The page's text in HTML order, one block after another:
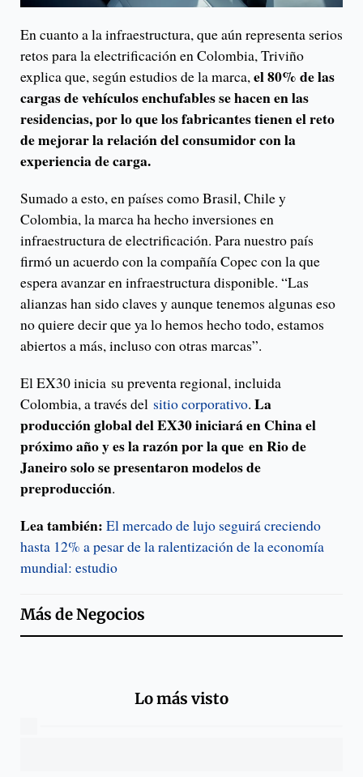
En cuanto a la infraestructura, que aún representa serios
retos para la electrificación en Colombia, Triviño
explica que, según estudios de la marca, el 80% de las
cargas de vehículos enchufables se hacen en las
residencias, por lo que los fabricantes tienen el reto
de mejorar la relación del consumidor con la
experiencia de carga.
Sumado a esto, en países como Brasil, Chile y
Colombia, la marca ha hecho inversiones en
infraestructura de electrificación. Para nuestro país
firmó un acuerdo con la compañía Copec con la que
espera avanzar en infraestructura disponible. “Las
alianzas han sido claves y aunque tenemos algunas eso
no quiere decir que ya lo hemos hecho todo, estamos
abiertos a más, incluso con otras marcas”.
El EX30 inicia su preventa regional, incluida
Colombia, a través del sitio corporativo. La
producción global del EX30 iniciará en China el
próximo año y es la razón por la que en Rio de
Janeiro solo se presentaron modelos de
preproducción.
Lea también: El mercado de lujo seguirá creciendo
hasta 12% a pesar de la ralentización de la economía
mundial: estudio
Más deNegocios
Lo más visto